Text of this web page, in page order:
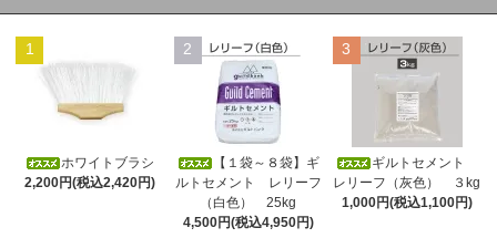
1
ホワイトブラシ
2,200円(税込2,420円)
2
【１袋～８袋】ギ
ルトセメント レリーフ
（白色） 25kg
4,500円(税込4,950円)
3
ギルトセメント
レリーフ（灰色） ３kg
1,000円(税込1,100円)